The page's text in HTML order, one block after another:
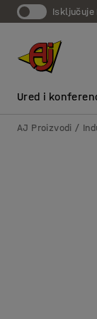
Isključuje
Ured i
AJ Proizvodi